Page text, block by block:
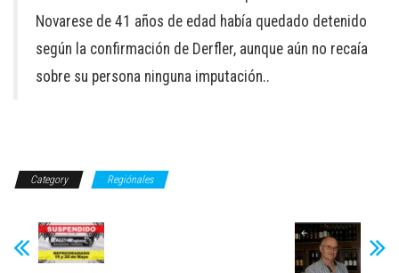
Novarese de 41 años de edad había quedado detenido
según la confirmación de Derfler, aunque aún no recaía
sobre su persona ninguna imputación..
Category Regiónales